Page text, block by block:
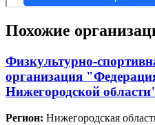
Похожие
Физкультурно-
организация
Нижегородской
Регион: Нижегородская